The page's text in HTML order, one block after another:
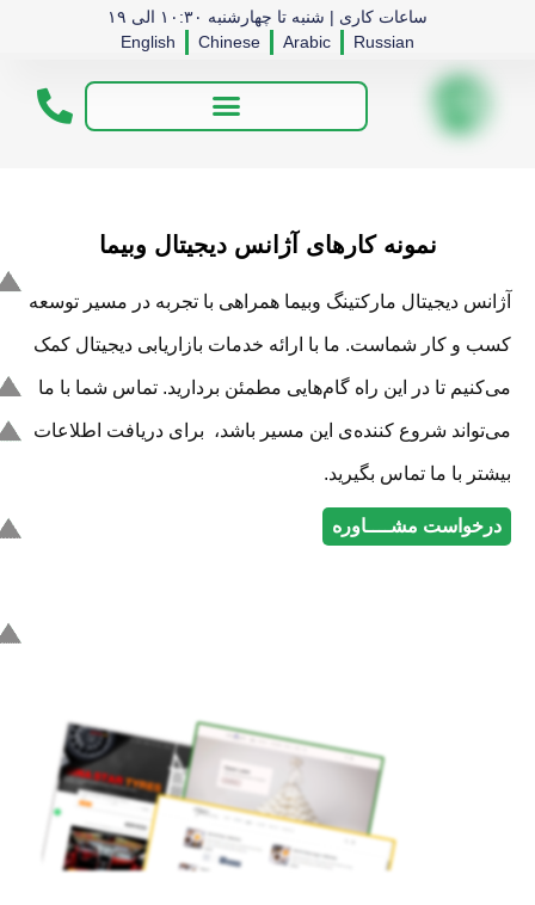
ساعات کاری | شنبه تا چهارشنبه ۱۰:۳۰ الی ۱۹
Russian
Arabic
Chinese
English
نمونه کارهای آژانس دیجیتال وبیما
آژانس دیجیتال مارکتینگ وبیما همراهی با تجربه در مسیر توسعه
کسب و کار شماست. ما با ارائه خدمات بازاریابی دیجیتال کمک
می‌کنیم تا در این راه گام‌هایی مطمئن بردارید. تماس شما با ما
می‌تواند شروع کننده‌ی این مسیر باشد، برای دریافت اطلاعات
بیشتر با ما تماس بگیرید.
درخواست مشــــاوره